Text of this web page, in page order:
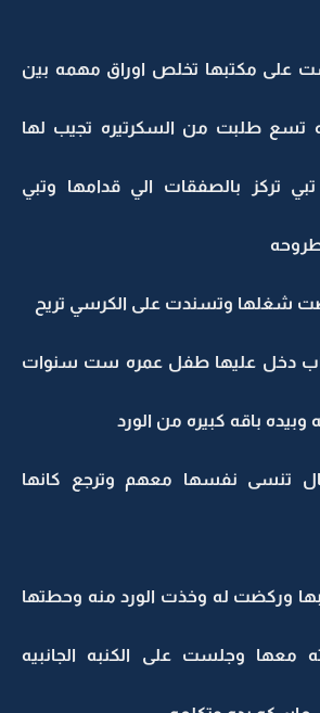
على مكتبها تخلص اوراق مهمه بين
تسع طلبت من السكرتيره تجيب لها
تركز بالصفقات الي قدامها وتبي
دخل عليها طفل عمره ست سنوات
وبيده باقه كبيره من الورد
تنسى نفسها معهم وترجع كانها
وركضت له وخذت الورد منه وحطتها
معها وجلست على الكنبه الجانبيه